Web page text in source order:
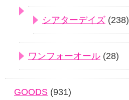
シアターデイズ (238)
ワンフォーオール (28)
GOODS (931)